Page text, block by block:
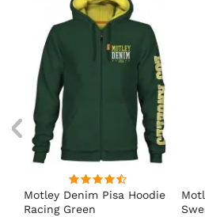
Motley Denim Pisa Hoodie
Racing Green